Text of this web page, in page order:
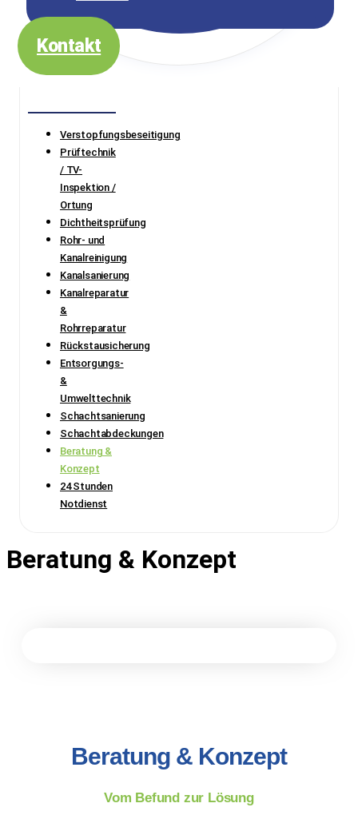
Kontakt
Verstopfungsbeseitigung
Prüftechnik
/ TV-
Inspektion /
Ortung
Dichtheitsprüfung
Rohr- und
Kanalreinigung
Kanalsanierung
Kanalreparatur
&
Rohrreparatur
Rückstausicherung
Entsorgungs-
&
Umwelttechnik
Schachtsanierung
Schachtabdeckungen
Beratung &
Konzept
24 Stunden
Notdienst
Beratung & Konzept
Beratung & Konzept
Vom Befund zur Lösung